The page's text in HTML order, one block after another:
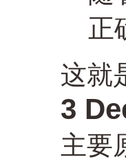
正
这就
3
主要